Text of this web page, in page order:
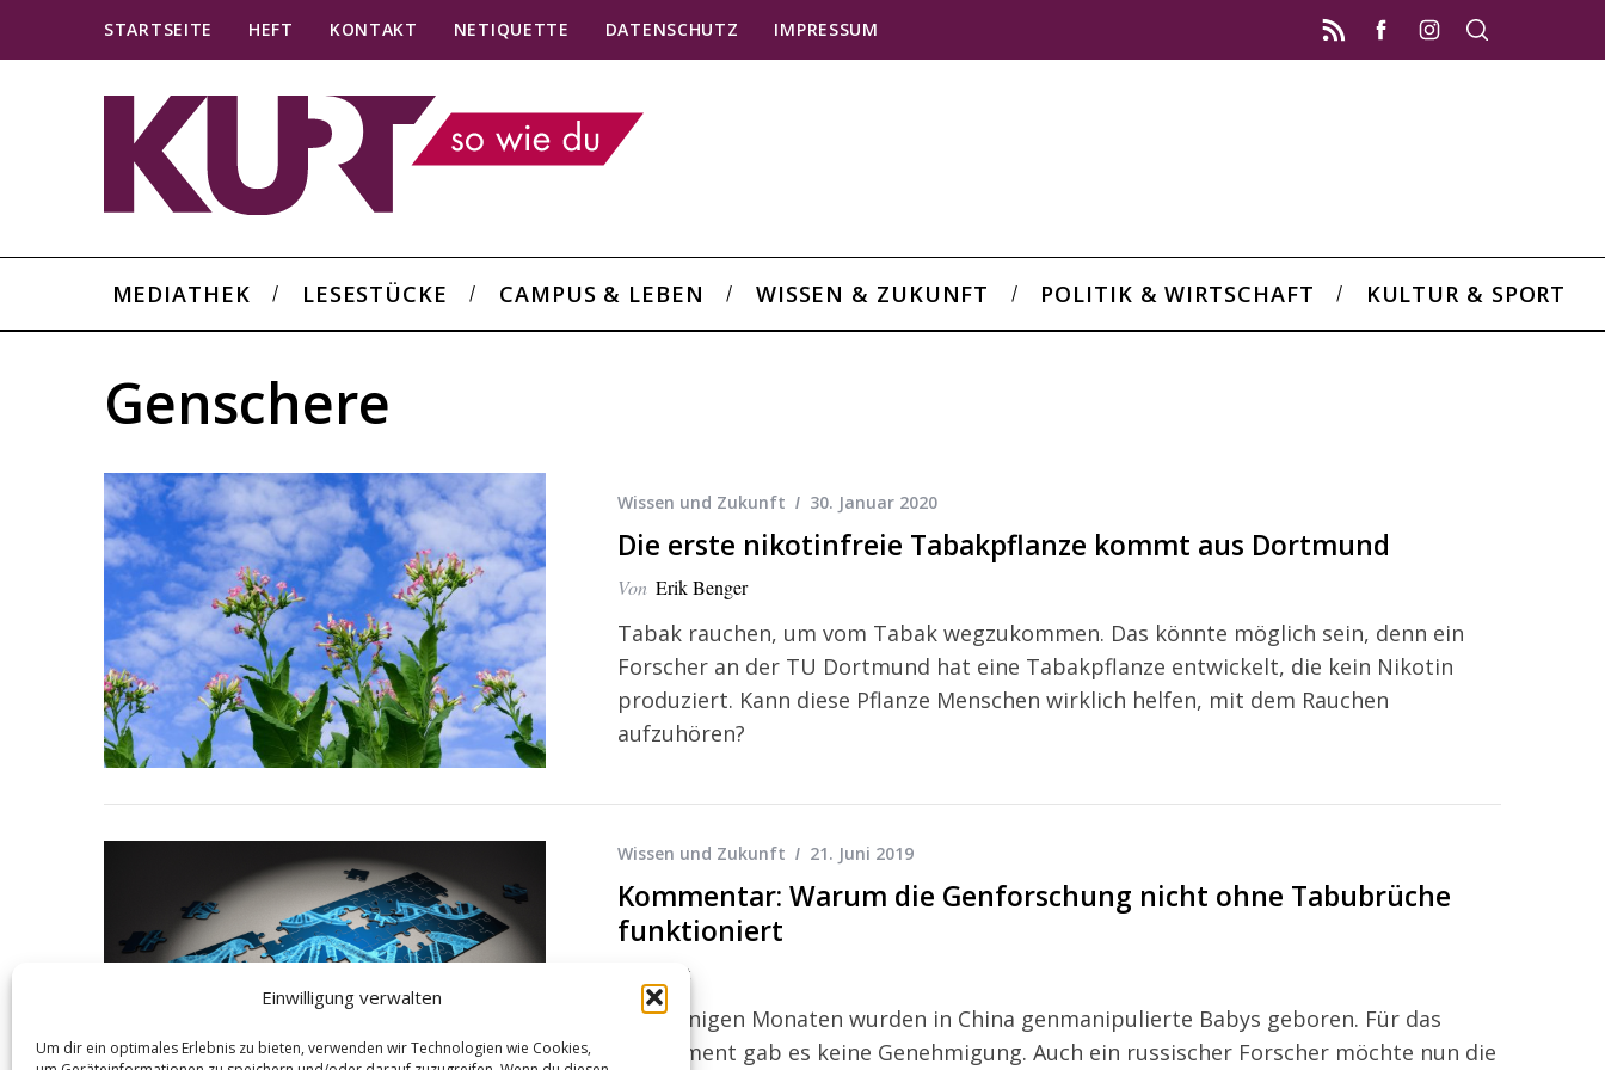
Einwilligung verwalten
Um dir ein optimales Erlebnis zu bieten, verwenden wir Technologien wie Cookies,
STARTSEITE HEFT KONTAKT NETIQUETTE DATENSCHUTZ IMPRESSUM
MEDIATHEK LESESTÜCKE CAMPUS & LEBEN WISSEN & ZUKUNFT POLITIK & WIRTSCHAFT KULTUR & SPORT
Genschere
Wissen und Zukunft 30. Januar 2020
Die erste nikotinfreie Tabakpflanze kommt aus Dortmund
Von Erik Benger
Tabak rauchen, um vom Tabak wegzukommen. Das könnte möglich sein, denn ein
Forscher an der TU Dortmund hat eine Tabakpflanze entwickelt, die kein Nikotin
produziert. Kann diese Pflanze Menschen wirklich helfen, mit dem Rauchen
aufzuhören?
Wissen und Zukunft 21. Juni 2019
Kommentar: Warum die Genforschung nicht ohne Tabubrüche
funktioniert
Kurt
Vor wenigen Monaten wurden in China genmanipulierte Babys geboren. Für das
Experiment gab es keine Genehmigung. Auch ein russischer Forscher möchte nun die
S
e
a
r
c
h
f
o
r
: